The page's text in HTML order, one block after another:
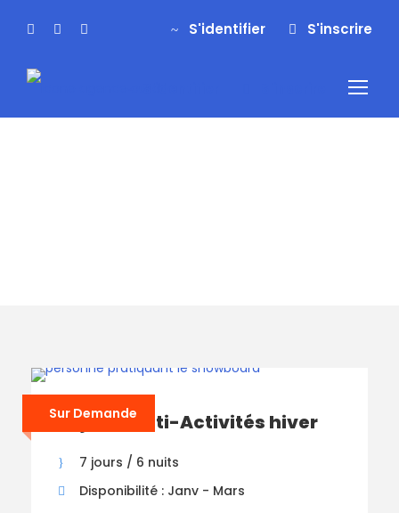
S'identifier S'inscrire
Sur Demande
Séjour Multi-Activités hiver
7 jours / 6 nuits
Disponibilité : Janv - Mars